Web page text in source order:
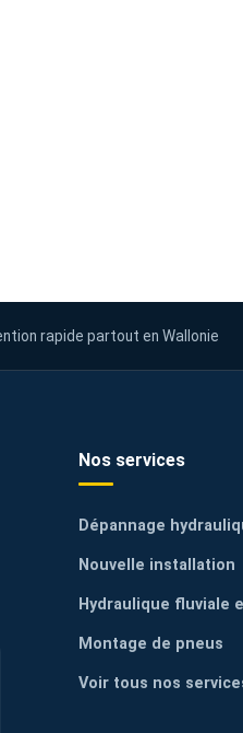
rapide partout en Wallonie
Nos services
Dépannage
Nouvelle installation
Hydraulique fluviale
Montage de pneus
Voir tous nos